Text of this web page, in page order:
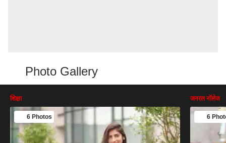
Photo Gallery
शिक्षा
6 Photos
जनरल नॉलेज
6